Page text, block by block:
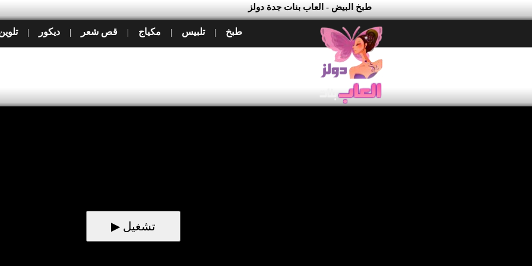
طبخ البيض - العاب بنات جدة دولز
طبخ | تلبيس | مكياج | قص شعر | ديكور |
▶ تشغيل